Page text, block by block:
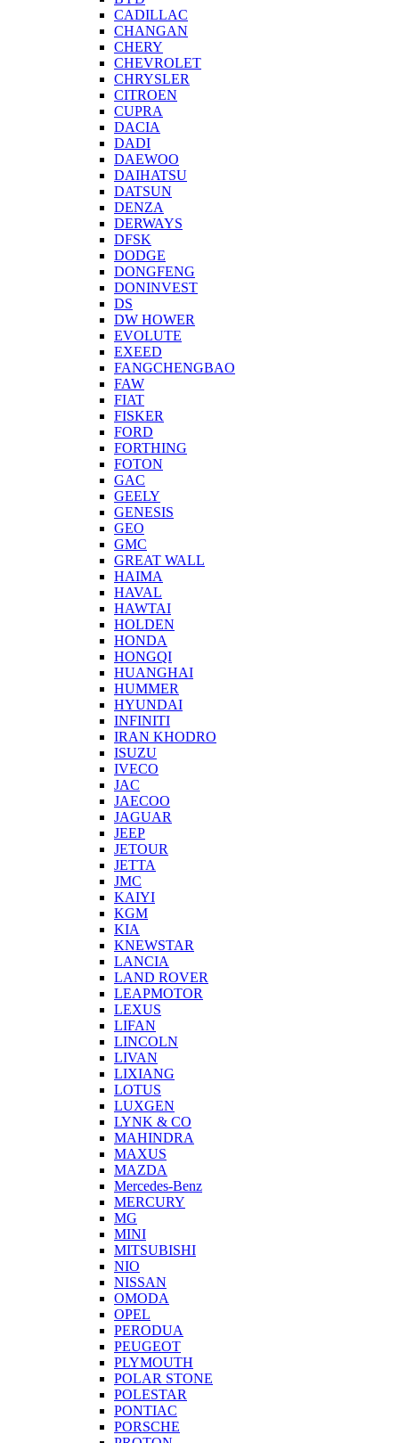
CADILLAC
CHANGAN
CHERY
CHEVROLET
CHRYSLER
CITROEN
CUPRA
DACIA
DADI
DAEWOO
DAIHATSU
DATSUN
DENZA
DERWAYS
DFSK
DODGE
DONGFENG
DONINVEST
DS
DW HOWER
EVOLUTE
EXEED
FANGCHENGBAO
FAW
FIAT
FISKER
FORD
FORTHING
FOTON
GAC
GEELY
GENESIS
GEO
GMC
GREAT WALL
HAIMA
HAVAL
HAWTAI
HOLDEN
HONDA
HONGQI
HUANGHAI
HUMMER
HYUNDAI
INFINITI
IRAN KHODRO
ISUZU
IVECO
JAC
JAECOO
JAGUAR
JEEP
JETOUR
JETTA
JMC
KAIYI
KGM
KIA
KNEWSTAR
LANCIA
LAND ROVER
LEAPMOTOR
LEXUS
LIFAN
LINCOLN
LIVAN
LIXIANG
LOTUS
LUXGEN
LYNK & CO
MAHINDRA
MAXUS
MAZDA
Mercedes-Benz
MERCURY
MG
MINI
MITSUBISHI
NIO
NISSAN
OMODA
OPEL
PERODUA
PEUGEOT
PLYMOUTH
POLAR STONE
POLESTAR
PONTIAC
PORSCHE